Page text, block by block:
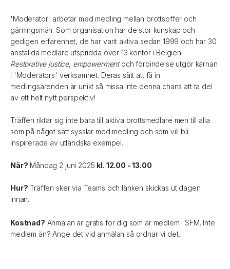
'Moderator' arbetar med medling mellan brottsoffer och
gärningsmän. Som organisation har de stor kunskap och
gedigen erfarenhet, de har varit aktiva sedan 1999 och har 30
anställda medlare utspridda över 13 kontor i Belgien.
Restorative justice, empowermentoch förbindelse utgör kärnan
i 'Moderators' verksamhet. Deras sätt att få in
medlingsärenden är unikt så missa inte denna chans att ta del
av ett helt nytt perspektiv!
Träffen riktar sig inte bara till aktiva brottsmedlare men till alla
som på något sätt sysslar med medling och som vill bli
inspirerade av utländska exempel.
När? Måndag 2 juni 2025 kl. 12.00 - 13.00
Hur? Träffen sker via Teams och länken skickas ut dagen
innan.
Kostnad? Anmälan är gratis för dig som är medlem i SFM. Inte
medlem än? Ange det vid anmälan så ordnar vi det.